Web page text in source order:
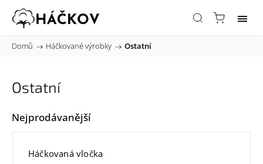
Domů / Háčkované výrobky / Ostatní
Ostatní
Nejprodávanější
Háčkovaná vločka